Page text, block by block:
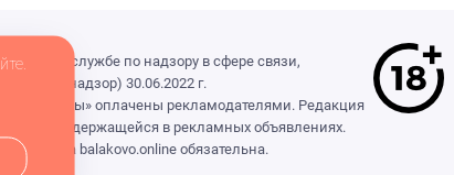
службе по надзору в сфере связи,
30.06.2022 г.
«Выборы» оплачены рекламодателями. Редакция
содержащейся в рекламных объявлениях.
на balakovo.online обязательна.